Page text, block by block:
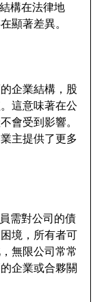
構在法律地
顯著差異。
企業結構，股
這意味著在公
會受到影響。
主提供了更多
需對公司的債
境，所有者可
無限公司常常
企業或合夥關